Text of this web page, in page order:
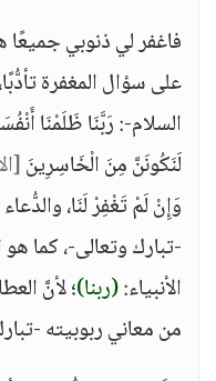
فاغفر لي ذنوبي جميعًا
على سؤال المغفرة
السلام-: رَبَّنَا ظَلَمْنَا
لَنَكُونَنَّ مِنَ الْخَاسِرِينَ
وَإِنْ لَمْ تَغْفِرْ لَنَا،
-تبارك وتعالى-، كما
الأنبياء:(ربنا)؛ لأنَّ
من معاني ربوبيته -